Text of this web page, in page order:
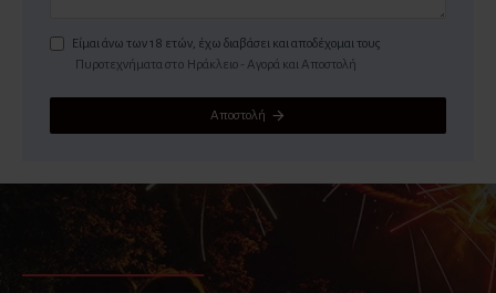
Είμαι άνω των 18 ετών, έχω διαβάσει και αποδέχομαι τους
Πυροτεχνήματα στo Ηράκλειο - Αγορά και Αποστολή
Αποστολή
ΕΙΔΑΤΕ ΠΡΟΣΦΑΤΑ ΕΙΔΑΝ ΟΙ ΠΕΡΙΣΣΟΤΕΡΟΙ